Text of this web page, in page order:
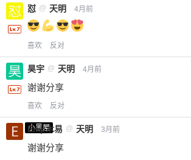
怼 @ 天明 4月前
喜欢 反对
昊宇 @ 天明 4月前
谢谢分享
喜欢 反对
小黑屋
Emp木易 @ 天明 3月前
谢谢分享